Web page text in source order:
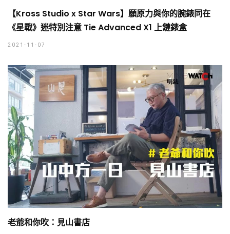
【Kross Studio x Star Wars】願原力與你的腕錶同在
《星戰》迷特別注意 Tie Advanced X1 上鏈錶盒
2021-11-07
老爺和你吹：見山書店